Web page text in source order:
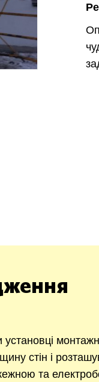
установці
стін і
та